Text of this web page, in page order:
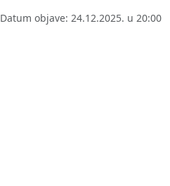
Datum objave: 24.12.2025. u 20:00